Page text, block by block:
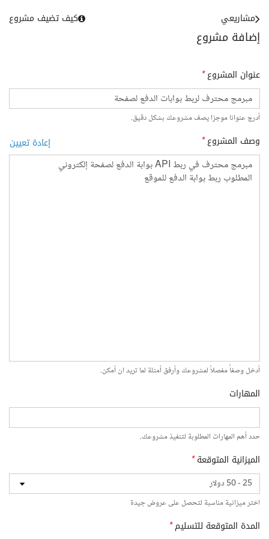
إضافة مشروع
مشاريعي كيف تضيف مشروع
عنوان المشروع*
أدرج عنوانا موجزا يصف مشروعك بشكل دقيق.
وصف المشروع* إعادة تعيين
أدخل وصفاً مفصلاً لمشروعك وأرفق أمثلة لما تريد ان أمكن.
المهارات
حدد أهم المهارات المطلوبة لتنفيذ مشروعك.
الميزانية المتوقعة*
اختر ميزانية مناسبة لتحصل على عروض جيدة
المدة المتوقعة للتسليم*